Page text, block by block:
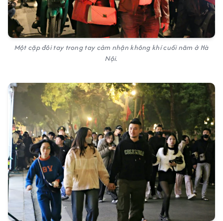
Một cặp đôi tay trong tay cảm nhận không khí cuối năm ở Hà
Nội.